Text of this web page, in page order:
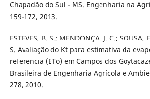
Chapadão do Sul - MS. Engenharia na
159-172, 2013.
ESTEVES, B. S.; MENDONÇA, J. C.; SOUSA,
S. Avaliação do Kt para estimativa da
referência (ETo) em Campos dos
Brasileira de Engenharia Agrícola e
278, 2010.